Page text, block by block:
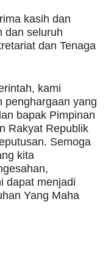
kasih dan
dan seluruh
dan Tenaga
kami
penghargaan yang
bapak Pimpinan
Rakyat Republik
Semoga
kita
dapat menjadi
Yang Maha